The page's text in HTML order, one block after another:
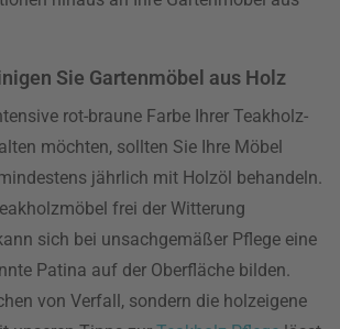
Sie Gartenmöbel aus Holz
rot-braune Farbe Ihrer Teakholz-
möchten, sollten Sie Ihre Möbel
jährlich mit Holzöl behandeln.
frei der Witterung
sich bei unsachgemäßer Pflege eine
Patina auf der Oberfläche bilden.
von Verfall, sondern die holzeigene